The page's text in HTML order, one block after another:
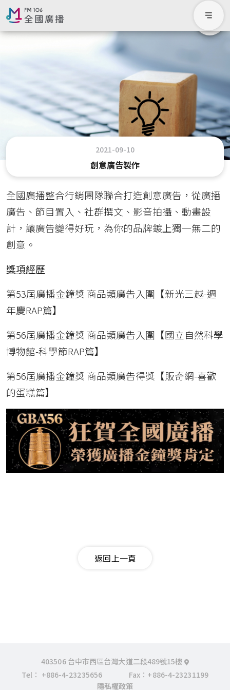
2021-09-10
創意廣告製作
全國廣播整合行銷團隊聯合打造創意廣告，從廣播
廣告、節目置入、社群撰文、影音拍攝、動畫設
計， 讓廣告變得好玩，為你的品牌鍍上獨一無二的
創意。
獎項經歷
第53屆廣播金鐘獎 商品類廣告入圍【新光三越-週
年慶RAP篇】
第56屆廣播金鐘獎 商品類廣告入圍【國立自然科學
博物館-科學節RAP篇】
第56屆廣播金鐘獎 商品類廣告得獎【販奇網-喜歡
的蛋糕篇】
返回上一頁
403506 台中市西區台灣大道二段489號15樓
Tel： +886-4-23235656
Fax：+886-4-23231199
隱私權政策